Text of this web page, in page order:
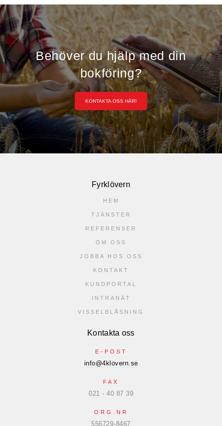
Behöver du hjälp med din
bokföring?
KONTAKTA OSS HÄR!
Fyrklövern
HEM
TJÄNSTER
REFERENSER
OM OSS
JOBBA HOS OSS
KONTAKT
KUNDPORTAL
INTRANÄT
VISSELBLÅSNING
Kontakta oss
E-POST
info@4klovern.se
FAX
021 - 40 87 39
ORG.NR
556729-8467